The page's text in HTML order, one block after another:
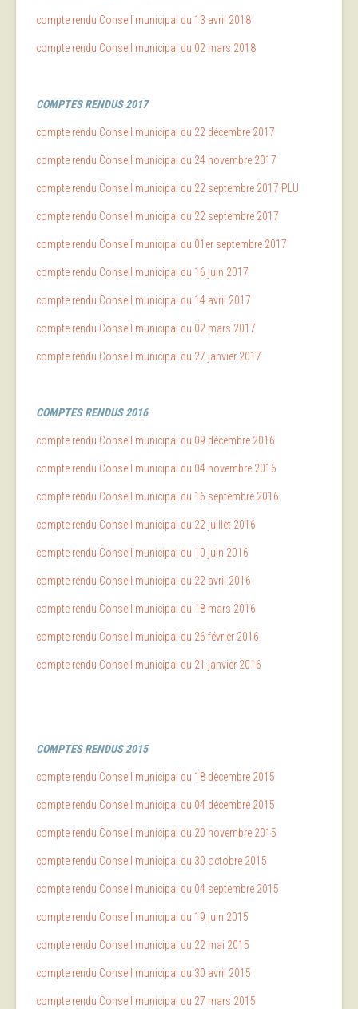
compte rendu Conseil municipal du 13 avril 2018
compte rendu Conseil municipal du 02 mars 2018
COMPTESRENDUS 2017
compte rendu Conseil municipal du 22 décembre 2017
compte rendu Conseil municipal du 24 novembre 2017
compte rendu Conseil municipal du 22 septembre 2017 PLU
compte rendu Conseil municipal du 22 septembre 2017
compte rendu Conseil municipal du 01er septembre 2017
compte rendu Conseil municipal du 16 juin 2017
compte rendu Conseil municipal du 14 avril 2017
compte rendu Conseil municipal du 02 mars 2017
compte rendu Conseil municipal du 27 janvier 2017
COMPTESRENDUS 2016
compte rendu Conseil municipal du 09 décembre 2016
compte rendu Conseil municipal du 04 novembre 2016
compte rendu Conseil municipal du 16 septembre 2016
compte rendu Conseil municipal du 22 juillet 2016
compte rendu Conseil municipal du 10 juin 2016
compte rendu Conseil municipal du 22 avril 2016
compte rendu Conseil municipal du 18 mars 2016
compte rendu Conseil municipal du 26 février 2016
compte rendu Conseil municipal du 21 janvier 2016
COMPTES RENDUS 2015
compte rendu Conseil municipal du 18 décembre 2015
compte rendu Conseil municipal du 04 décembre 2015
compte rendu Conseil municipal du 20 novembre 2015
compte rendu Conseil municipal du 30 octobre 2015
compte rendu Conseil municipal du 04 septembre 2015
compte rendu Conseil municipal du 19 juin 2015
compte rendu Conseil municipal du 22 mai 2015
compte rendu Conseil municipal du 30 avril 2015
compte rendu Conseil municipal du 27 mars 2015